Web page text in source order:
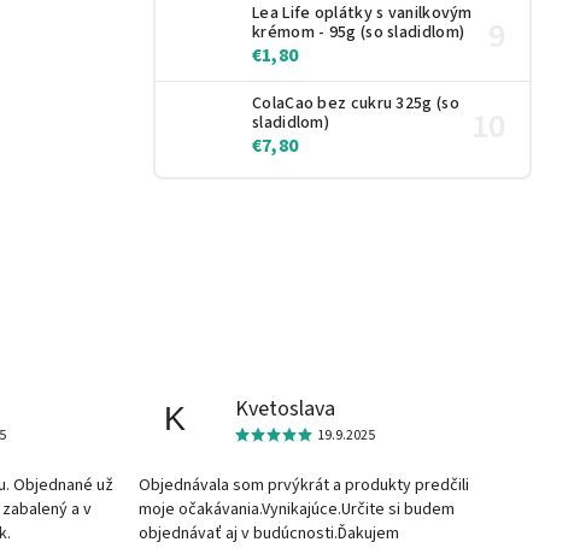
Lea Life oplátky s vanilkovým
krémom - 95g (so sladidlom)
€1,80
ColaCao bez cukru 325g (so
sladidlom)
€7,80
Objednané už
a v
K Kvetoslava
19.9.2025
Objednávala som prvýkrát a produkty predčili
moje očakávania.Vynikajúce.Určite si budem
objednávať aj v budúcnosti.Ďakujem